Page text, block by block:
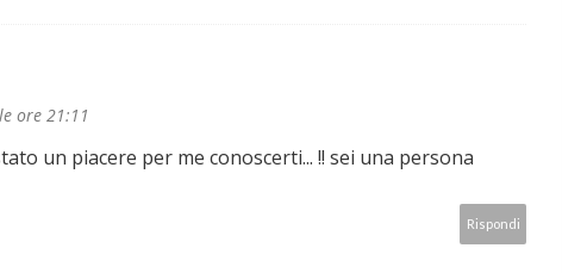
ore 21:11
un piacere per me conoscerti... !! sei una persona
Rispondi